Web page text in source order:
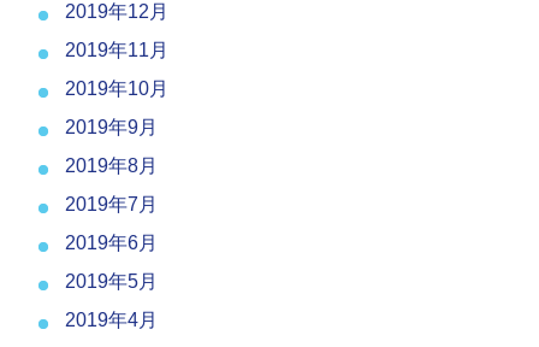
2019年12月
2019年11月
2019年10月
2019年9月
2019年8月
2019年7月
2019年6月
2019年5月
2019年4月